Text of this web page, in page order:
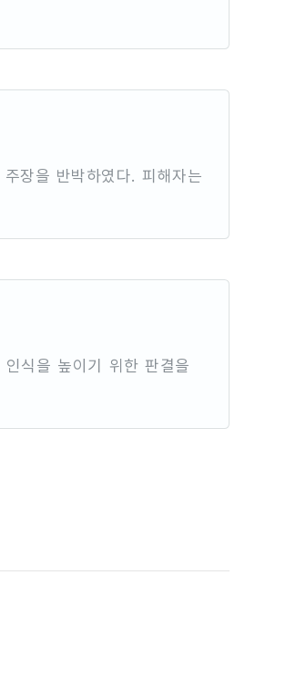
장을 반박하였다. 피해자는
식을 높이기 위한 판결을